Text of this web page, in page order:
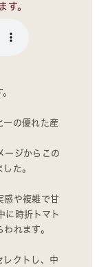
す。
ーの優れた産
ージからこの
た。
感や複雑で甘
に時折トマト
れます。
レクトし、中